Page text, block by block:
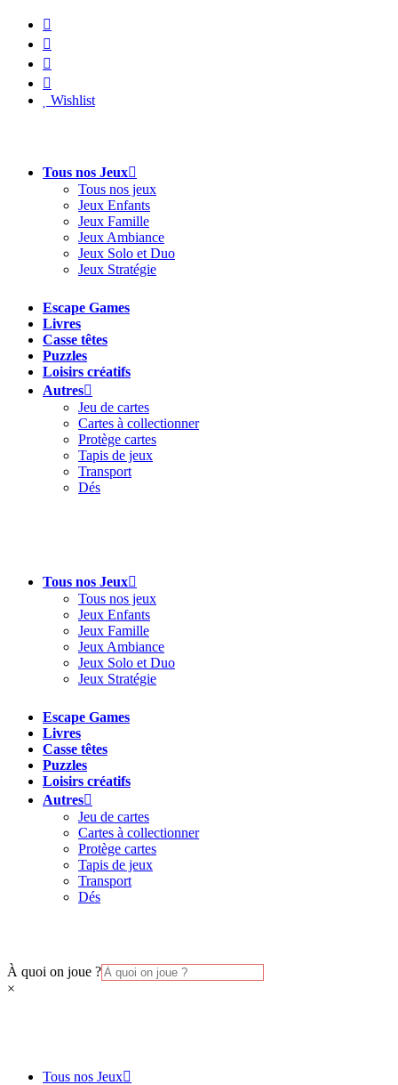
Aller
contenu
Wishlist
Tous nos Jeux
Tous nos jeux
Jeux Enfants
Jeux Famille
Jeux Ambiance
Jeux Solo et Duo
Jeux Stratégie
Escape Games
Livres
Casse têtes
Puzzles
Loisirs créatifs
Autres
Jeu de cartes
Cartes à collectionner
Protège cartes
Tapis de jeux
Transport
Dés
Tous nos Jeux
Tous nos jeux
Jeux Enfants
Jeux Famille
Jeux Ambiance
Jeux Solo et Duo
Jeux Stratégie
Escape Games
Livres
Casse têtes
Puzzles
Loisirs créatifs
Autres
Jeu de cartes
Cartes à collectionner
Protège cartes
Tapis de jeux
Transport
Dés
À quoi on joue ?
×
Tous nos Jeux